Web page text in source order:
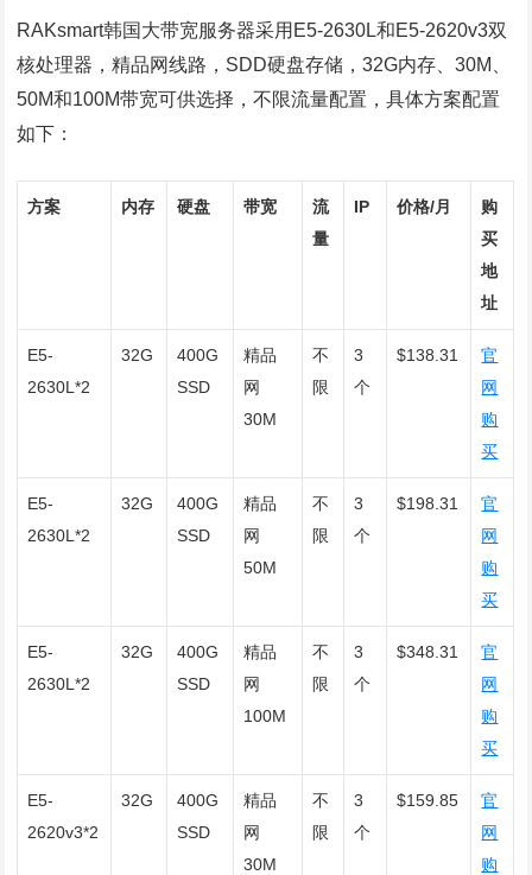
RAKsmart韩国大带宽服务器采用E5-2630L和E5-2620v3双
核处理器，精品网线路，SDD硬盘存储，32G内存、30M、
50M和100M带宽可供选择，不限流量配置，具体方案配置
如下：
方案 内存 硬盘 带宽
流
量
IP 价格/月
购
买
地
址
E5-
2630L*2
32G
400G
SSD
精品
网
30M
不
限
3
个
$138.31
官
网
购
买
E5-
2630L*2
32G
400G
SSD
精品
网
50M
不
限
3
个
$198.31
官
网
购
买
E5-
2630L*2
32G
400G
SSD
精品
网
100M
不
限
3
个
$348.31
官
网
购
买
E5-
2620v3*2
32G
400G
SSD
精品
网
30M
不
限
3
个
$159.85
官
网
购